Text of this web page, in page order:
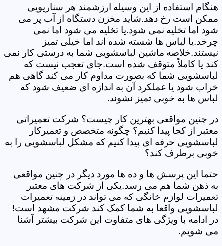
هنگام استفاده از این وسیله ارزشمند هر سناریویی
ممکن است رخ دهد.شاید مخزن دستگاه از آب پر می
شود اما تخلیه نمی شود.یا تخلیه می شود اما نمی
چرخد.یا لباس ها شسته شده اند اما خیلی تمیز
نیستند.خلاصه ماشین لباسشویی شما به درستی کار نمی
کند یا کاملاً متوقف شده است.جای تعجب نیست که
لباسشویی شما که بصورت مداوم کار می کند گاهی هم
خراب شود یا عملکرد آن به اندازه ای ضعیف شود که
لباس ها به خوبی تمیز نشوند.
در چنین مواقعی بهترین کار چیست؟ شرکت تعمیراتی
معتبر از کجا پیدا کنیم؟ چگونه متخصص و تعمیرکار
لباسشویی حرفه ای پیدا کنیم که مشکل لباسشویی را به
خوبی برطرف کند؟
حتما این پرسش ها و ده ها مورد دیگر در چنین مواقعی
به ذهن شما هم می رسد.یکی از شرکت های معتبر
تعمیرات لوازم خانگی که می تواند در زمینه تعمیرات
لباسشویی واقعا به شما کمک کند شرکت مشهد است!
در ادامه با ویژگی های متفاوت این شرکت بیشتر آشنا
می شویم.